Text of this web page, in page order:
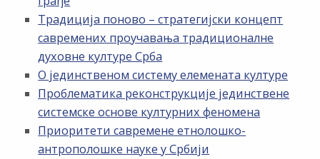
Традиција поново – стратегијски концепт
савремених проучавања традиционалне
духовне културе Срба
О јединственом систему елемената културе
Проблематика реконструкције јединствене
системске основе културних феномена
Приоритети савремене етнолошко-
антрополошке науке у Србији